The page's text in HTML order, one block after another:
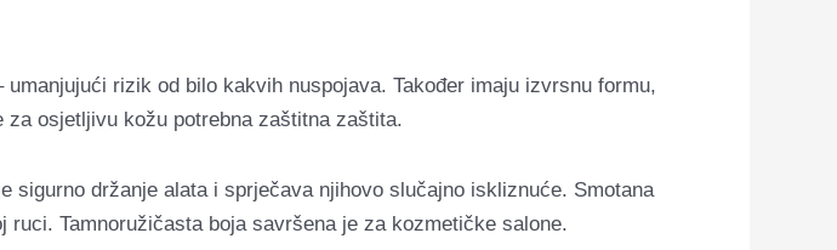
rizik od bilo kakvih nuspojava. Također imaju izvrsnu formu,
osjetljivu kožu potrebna zaštitna zaštita.
sigurno držanje alata i sprječava njihovo slučajno iskliznuće. Smotana
ruci. Tamnoružičasta boja savršena je za kozmetičke salone.